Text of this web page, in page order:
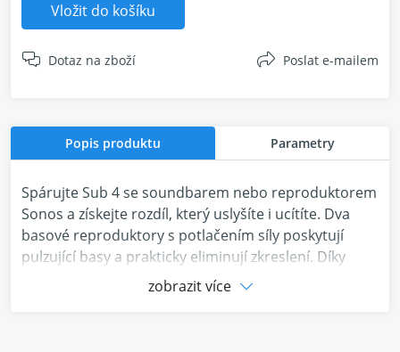
Vložit do košíku
Dotaz na zboží Poslat e-mailem
Popis produktu Parametry
Spárujte Sub 4 se soundbarem nebo reproduktorem
Sonos a získejte rozdíl, který uslyšíte i ucítíte. Dva
basové reproduktory s potlačením síly poskytují
pulzující basy a prakticky eliminují zkreslení. Díky
aktualizované matné povrchové úpravě vypadá
zobrazit více